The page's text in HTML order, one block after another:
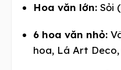
Hoa văn lớn: Sỏi
6 hoa văn nhỏ:
hoa, Lá Art